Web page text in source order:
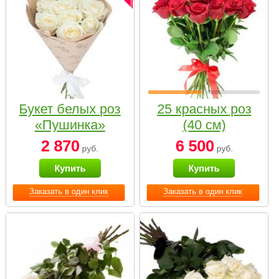
Заказать в один клик
Букет белых роз
«Пушинка»
2 870 руб.
Купить
Заказать в один клик
25 красных роз
(40 см)
6 500руб.
Купить